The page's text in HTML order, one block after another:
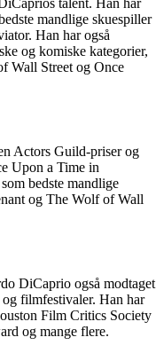
mandlige skuespiller
Han har også
og komiske kategorier,
Wall Street og Once
Actors Guild-priser og
Upon a Time in
bedste mandlige
og The Wolf of Wall
DiCaprio også modtaget
filmfestivaler. Han har
Film Critics Society
og mange flere.